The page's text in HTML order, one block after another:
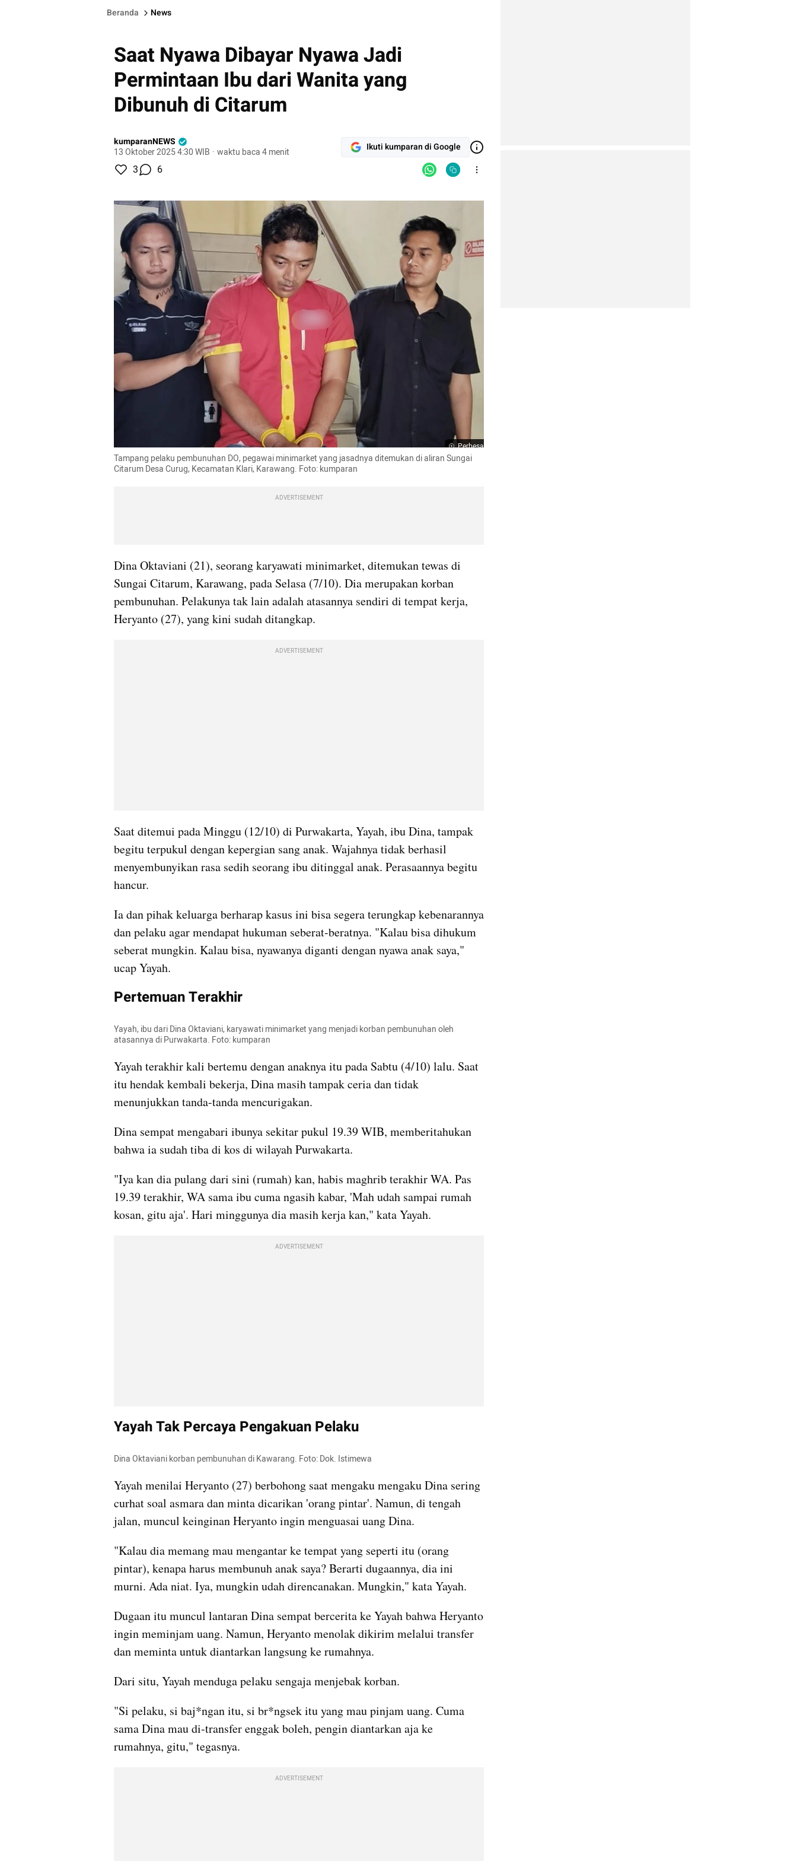
Beranda News
Saat Nyawa Dibayar Nyawa Jadi
Permintaan Ibu dari Wanita yang
Dibunuh di Citarum
kumparanNEWS
13 Oktober 2025 4:30 WIB · waktu baca 4 menit Ikuti kumparan di Google
3 6
Perbesar
Tampang pelaku pembunuhan DO, pegawai minimarket yang jasadnya ditemukan di aliran Sungai
Citarum Desa Curug, Kecamatan Klari, Karawang. Foto: kumparan
ADVERTISEMENT
Dina Oktaviani (21), seorang karyawati minimarket, ditemukan tewas di
Sungai Citarum, Karawang, pada Selasa (7/10). Dia merupakan korban
pembunuhan. Pelakunya tak lain adalah atasannya sendiri di tempat kerja,
Heryanto (27), yang kini sudah ditangkap.
ADVERTISEMENT
Saat ditemui pada Minggu (12/10) di Purwakarta, Yayah, ibu Dina, tampak
begitu terpukul dengan kepergian sang anak. Wajahnya tidak berhasil
menyembunyikan rasa sedih seorang ibu ditinggal anak. Perasaannya begitu
hancur.
Ia dan pihak keluarga berharap kasus ini bisa segera terungkap kebenarannya
dan pelaku agar mendapat hukuman seberat-beratnya. "Kalau bisa dihukum
seberat mungkin. Kalau bisa, nyawanya diganti dengan nyawa anak saya,"
ucap Yayah.
Pertemuan Terakhir
Yayah, ibu dari Dina Oktaviani, karyawati minimarket yang menjadi korban pembunuhan oleh
atasannya di Purwakarta. Foto: kumparan
Yayah terakhir kali bertemu dengan anaknya itu pada Sabtu (4/10) lalu. Saat
itu hendak kembali bekerja, Dina masih tampak ceria dan tidak
menunjukkan tanda-tanda mencurigakan.
Dina sempat mengabari ibunya sekitar pukul 19.39 WIB, memberitahukan
bahwa ia sudah tiba di kos di wilayah Purwakarta.
"Iya kan dia pulang dari sini (rumah) kan, habis maghrib terakhir WA. Pas
19.39 terakhir, WA sama ibu cuma ngasih kabar, 'Mah udah sampai rumah
kosan, gitu aja'. Hari minggunya dia masih kerja kan," kata Yayah.
ADVERTISEMENT
Yayah Tak Percaya Pengakuan Pelaku
Dina Oktaviani korban pembunuhan di Kawarang. Foto: Dok. Istimewa
Yayah menilai Heryanto (27) berbohong saat mengaku mengaku Dina sering
curhat soal asmara dan minta dicarikan 'orang pintar'. Namun, di tengah
jalan, muncul keinginan Heryanto ingin menguasai uang Dina.
"Kalau dia memang mau mengantar ke tempat yang seperti itu (orang
pintar), kenapa harus membunuh anak saya? Berarti dugaannya, dia ini
murni. Ada niat. Iya, mungkin udah direncanakan. Mungkin," kata Yayah.
Dugaan itu muncul lantaran Dina sempat bercerita ke Yayah bahwa Heryanto
ingin meminjam uang. Namun, Heryanto menolak dikirim melalui transfer
dan meminta untuk diantarkan langsung ke rumahnya.
Dari situ, Yayah menduga pelaku sengaja menjebak korban.
"Si pelaku, si baj*ngan itu, si br*ngsek itu yang mau pinjam uang. Cuma
sama Dina mau di-transfer enggak boleh, pengin diantarkan aja ke
rumahnya, gitu," tegasnya.
ADVERTISEMENT